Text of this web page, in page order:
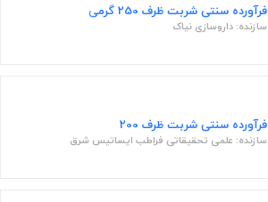
فرآورده سنتی شربت ظرف 250 گرمی
سازنده: داروسازی نیاک
فرآورده سنتی شربت ظرف 200
سازنده: علمی تحقیقاتی فراطب ایساتیس شرق